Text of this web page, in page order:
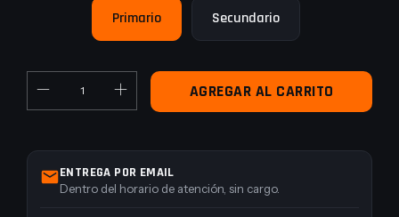
Primario Secundario
ENTREGA POR EMAIL
Dentro del horario de atención, sin cargo.